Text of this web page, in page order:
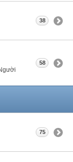
38
58
75